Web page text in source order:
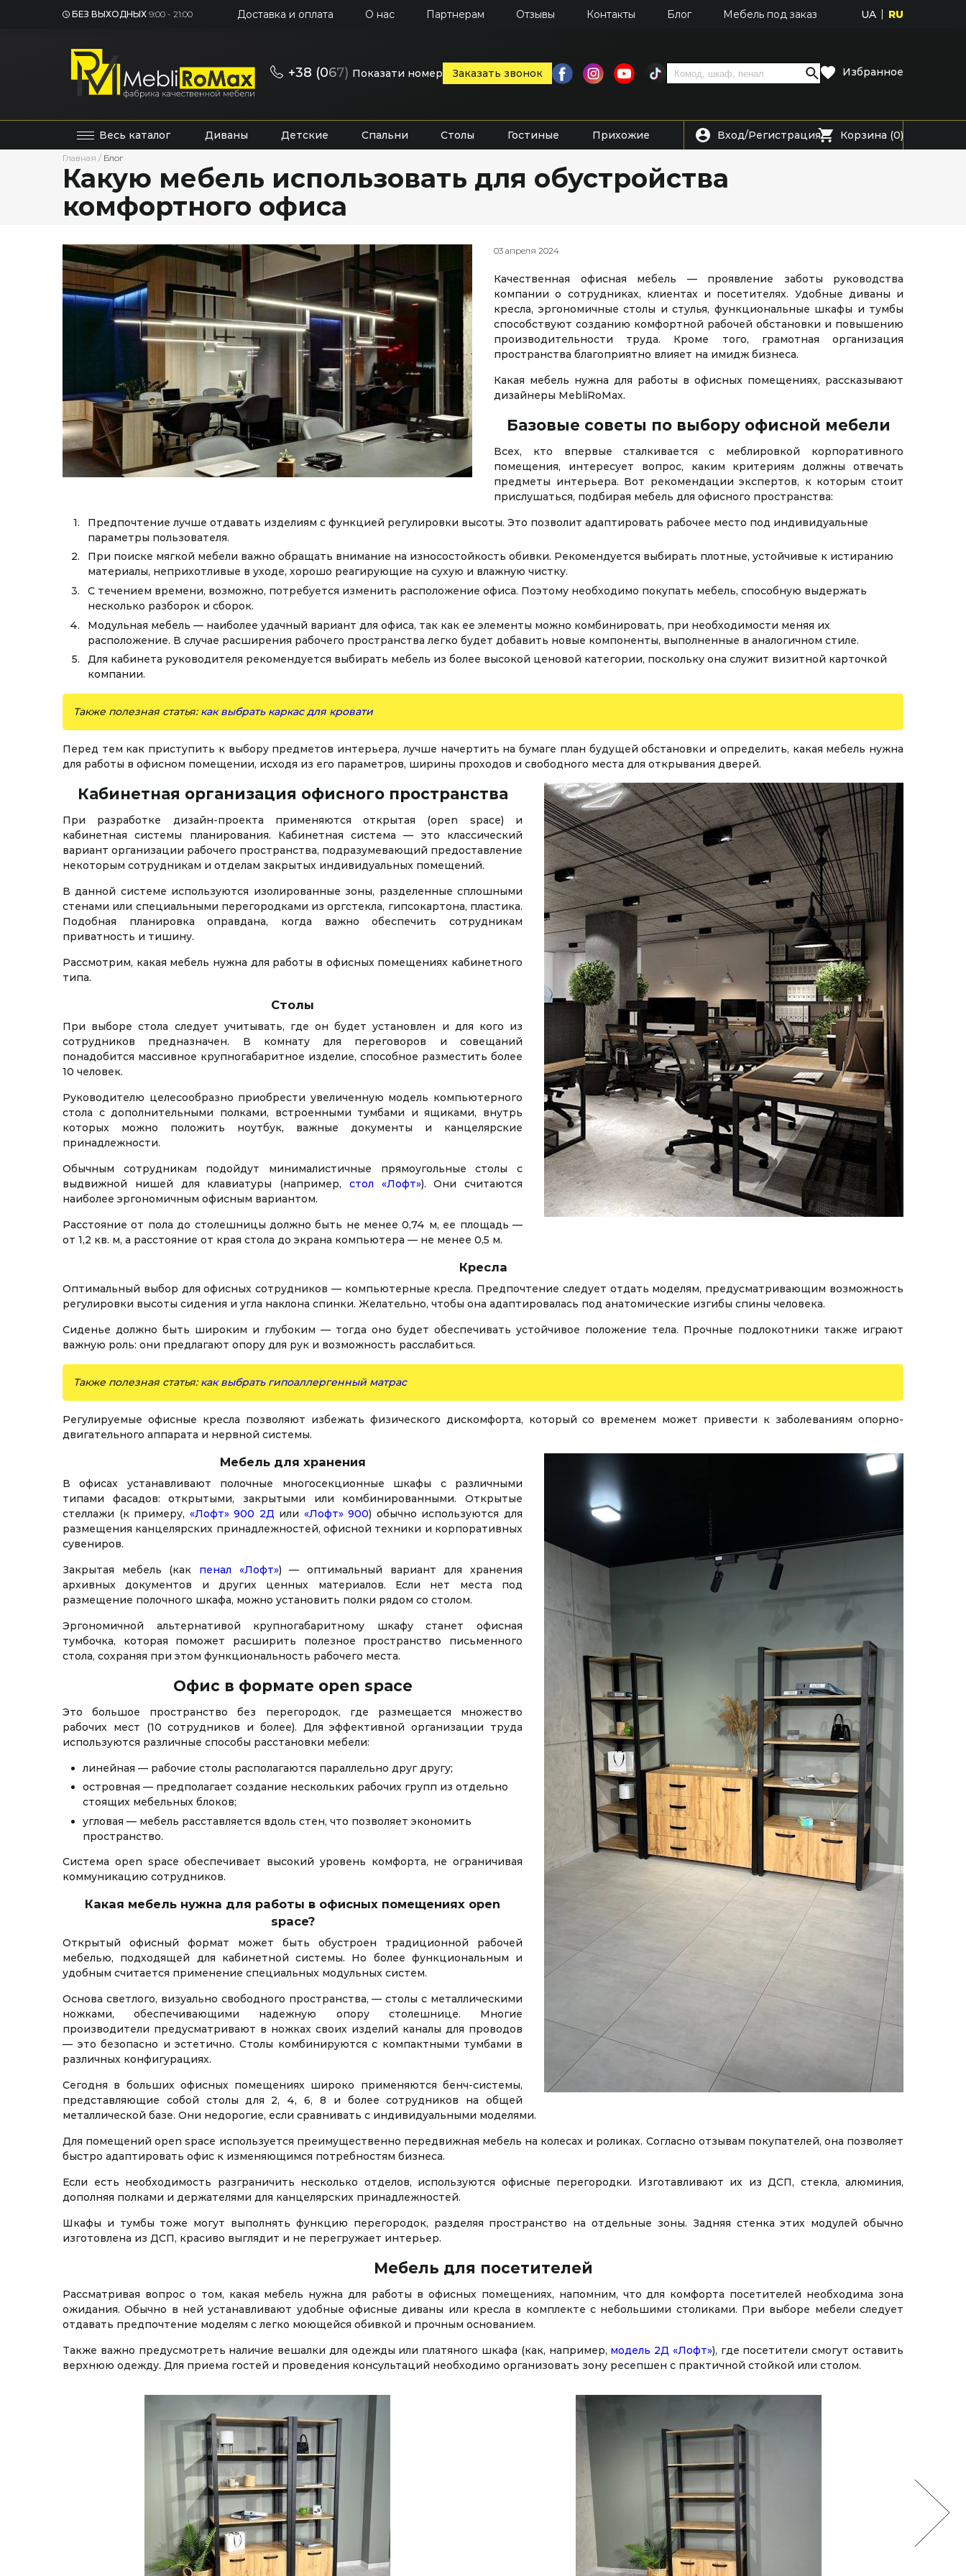
БЕЗ ВЫХОДНЫХ 9:00 - 21:00 Доставка и оплата О нас Партнерам Отзывы Контакты Блог Мебель под заказ UA RU
+38 (067) Показати номер Заказать звонок Избранное
Весь каталог Диваны Детские Спальни Столы Гостиные Прихожие Вход/Регистрация Корзина (0)
Главная / Блог
Какую мебель использовать для обустройства
комфортного офиса
03 апреля 2024
Качественная офисная мебель — проявление заботы руководства
компании о сотрудниках, клиентах и посетителях. Удобные диваны и
кресла, эргономичные столы и стулья, функциональные шкафы и тумбы
способствуют созданию комфортной рабочей обстановки и повышению
производительности труда. Кроме того, грамотная организация
пространства благоприятно влияет на имидж бизнеса.
Какая мебель нужна для работы в офисных помещениях, рассказывают
дизайнеры MebliRoMax.
Базовые советы по выбору офисной мебели
Всех, кто впервые сталкивается с меблировкой корпоративного
помещения, интересует вопрос, каким критериям должны отвечать
предметы интерьера. Вот рекомендации экспертов, к которым стоит
прислушаться, подбирая мебель для офисного пространства:
Предпочтение лучше отдавать изделиям с функцией регулировки высоты. Это позволит адаптировать рабочее место под индивидуальные
параметры пользователя.
При поиске мягкой мебели важно обращать внимание на износостойкость обивки. Рекомендуется выбирать плотные, устойчивые к истиранию
материалы, неприхотливые в уходе, хорошо реагирующие на сухую и влажную чистку.
С течением времени, возможно, потребуется изменить расположение офиса. Поэтому необходимо покупать мебель, способную выдержать
несколько разборок и сборок.
Модульная мебель — наиболее удачный вариант для офиса, так как ее элементы можно комбинировать, при необходимости меняя их
расположение. В случае расширения рабочего пространства легко будет добавить новые компоненты, выполненные в аналогичном стиле.
Для кабинета руководителя рекомендуется выбирать мебель из более высокой ценовой категории, поскольку она служит визитной карточкой
компании.
Также полезная статья: как выбрать каркас для кровати
Перед тем как приступить к выбору предметов интерьера, лучше начертить на бумаге план будущей обстановки и определить, какая мебель нужна
для работы в офисном помещении, исходя из его параметров, ширины проходов и свободного места для открывания дверей.
Кабинетная организация офисного пространства
При разработке дизайн-проекта применяются открытая (open space) и
кабинетная системы планирования. Кабинетная система — это классический
вариант организации рабочего пространства, подразумевающий предоставление
некоторым сотрудникам и отделам закрытых индивидуальных помещений.
В данной системе используются изолированные зоны, разделенные сплошными
стенами или специальными перегородками из оргстекла, гипсокартона, пластика.
Подобная планировка оправдана, когда важно обеспечить сотрудникам
приватность и тишину.
Рассмотрим, какая мебель нужна для работы в офисных помещениях кабинетного
типа.
Столы
При выборе стола следует учитывать, где он будет установлен и для кого из
сотрудников предназначен. В комнату для переговоров и совещаний
понадобится массивное крупногабаритное изделие, способное разместить более
10 человек.
Руководителю целесообразно приобрести увеличенную модель компьютерного
стола с дополнительными полками, встроенными тумбами и ящиками, внутрь
которых можно положить ноутбук, важные документы и канцелярские
принадлежности.
Обычным сотрудникам подойдут минималистичные прямоугольные столы с
выдвижной нишей для клавиатуры (например, стол «Лофт»). Они считаются
наиболее эргономичным офисным вариантом.
Расстояние от пола до столешницы должно быть не менее 0,74 м, ее площадь —
от 1,2 кв. м, а расстояние от края стола до экрана компьютера — не менее 0,5 м.
Кресла
Оптимальный выбор для офисных сотрудников — компьютерные кресла. Предпочтение следует отдать моделям, предусматривающим возможность
регулировки высоты сидения и угла наклона спинки. Желательно, чтобы она адаптировалась под анатомические изгибы спины человека.
Сиденье должно быть широким и глубоким — тогда оно будет обеспечивать устойчивое положение тела. Прочные подлокотники также играют
важную роль: они предлагают опору для рук и возможность расслабиться.
Также полезная статья: как выбрать гипоаллергенный матрас
Регулируемые офисные кресла позволяют избежать физического дискомфорта, который со временем может привести к заболеваниям опорно-
двигательного аппарата и нервной системы.
Мебель для хранения
В офисах устанавливают полочные многосекционные шкафы с различными
типами фасадов: открытыми, закрытыми или комбинированными. Открытые
стеллажи (к примеру, «Лофт» 900 2Д или «Лофт» 900) обычно используются для
размещения канцелярских принадлежностей, офисной техники и корпоративных
сувениров.
Закрытая мебель (как пенал «Лофт») — оптимальный вариант для хранения
архивных документов и других ценных материалов. Если нет места под
размещение полочного шкафа, можно установить полки рядом со столом.
Эргономичной альтернативой крупногабаритному шкафу станет офисная
тумбочка, которая поможет расширить полезное пространство письменного
стола, сохраняя при этом функциональность рабочего места.
Офис в формате open space
Это большое пространство без перегородок, где размещается множество
рабочих мест (10 сотрудников и более). Для эффективной организации труда
используются различные способы расстановки мебели:
линейная — рабочие столы располагаются параллельно друг другу;
островная — предполагает создание нескольких рабочих групп из отдельно
стоящих мебельных блоков;
угловая — мебель расставляется вдоль стен, что позволяет экономить
пространство.
Система open space обеспечивает высокий уровень комфорта, не ограничивая
коммуникацию сотрудников.
Какая мебель нужна для работы в офисных помещениях open
space?
Открытый офисный формат может быть обустроен традиционной рабочей
мебелью, подходящей для кабинетной системы. Но более функциональным и
удобным считается применение специальных модульных систем.
Основа светлого, визуально свободного пространства, — столы с металлическими
ножками, обеспечивающими надежную опору столешнице. Многие
производители предусматривают в ножках своих изделий каналы для проводов
— это безопасно и эстетично. Столы комбинируются с компактными тумбами в
различных конфигурациях.
Сегодня в больших офисных помещениях широко применяются бенч-системы,
представляющие собой столы для 2, 4, 6, 8 и более сотрудников на общей
металлической базе. Они недорогие, если сравнивать с индивидуальными моделями.
Для помещений open space используется преимущественно передвижная мебель на колесах и роликах. Согласно отзывам покупателей, она позволяет
быстро адаптировать офис к изменяющимся потребностям бизнеса.
Если есть необходимость разграничить несколько отделов, используются офисные перегородки. Изготавливают их из ДСП, стекла, алюминия,
дополняя полками и держателями для канцелярских принадлежностей.
Шкафы и тумбы тоже могут выполнять функцию перегородок, разделяя пространство на отдельные зоны. Задняя стенка этих модулей обычно
изготовлена из ДСП, красиво выглядит и не перегружает интерьер.
Мебель для посетителей
Рассматривая вопрос о том, какая мебель нужна для работы в офисных помещениях, напомним, что для комфорта посетителей необходима зона
ожидания. Обычно в ней устанавливают удобные офисные диваны или кресла в комплекте с небольшими столиками. При выборе мебели следует
отдавать предпочтение моделям с легко моющейся обивкой и прочным основанием.
Также важно предусмотреть наличие вешалки для одежды или платяного шкафа (как, например, модель 2Д «Лофт»), где посетители смогут оставить
верхнюю одежду. Для приема гостей и проведения консультаций необходимо организовать зону ресепшен с практичной стойкой или столом.